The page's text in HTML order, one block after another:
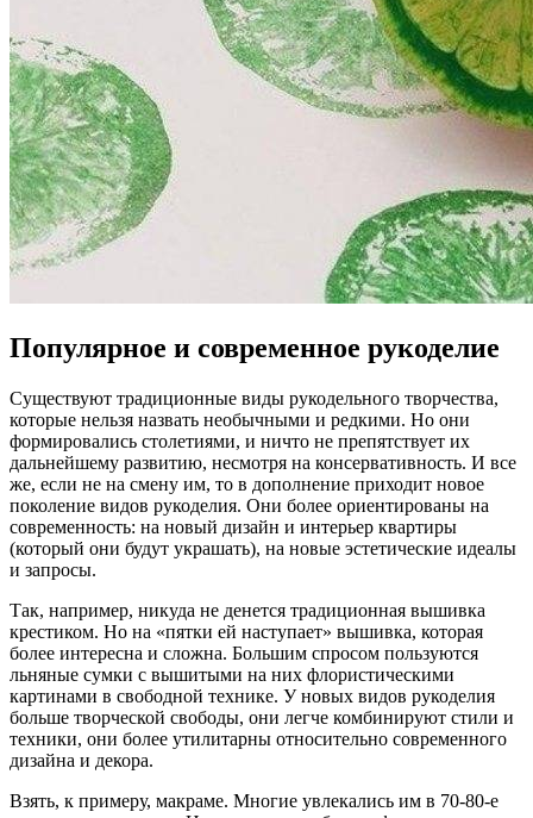
Популярное и современное рукоделие
Существуют традиционные виды рукодельного творчества,
которые нельзя назвать необычными и редкими. Но они
формировались столетиями, и ничто не препятствует их
дальнейшему развитию, несмотря на консервативность. И все
же, если не на смену им, то в дополнение приходит новое
поколение видов рукоделия. Они более ориентированы на
современность: на новый дизайн и интерьер квартиры
(который они будут украшать), на новые эстетические идеалы
и запросы.
Так, например, никуда не денется традиционная вышивка
крестиком. Но на «пятки ей наступает» вышивка, которая
более интересна и сложна. Большим спросом пользуются
льняные сумки с вышитыми на них флористическими
картинами в свободной технике. У новых видов рукоделия
больше творческой свободы, они легче комбинируют стили и
техники, они более утилитарны относительно современного
дизайна и декора.
Взять, к примеру, макраме. Многие увлекались им в 70-80-е